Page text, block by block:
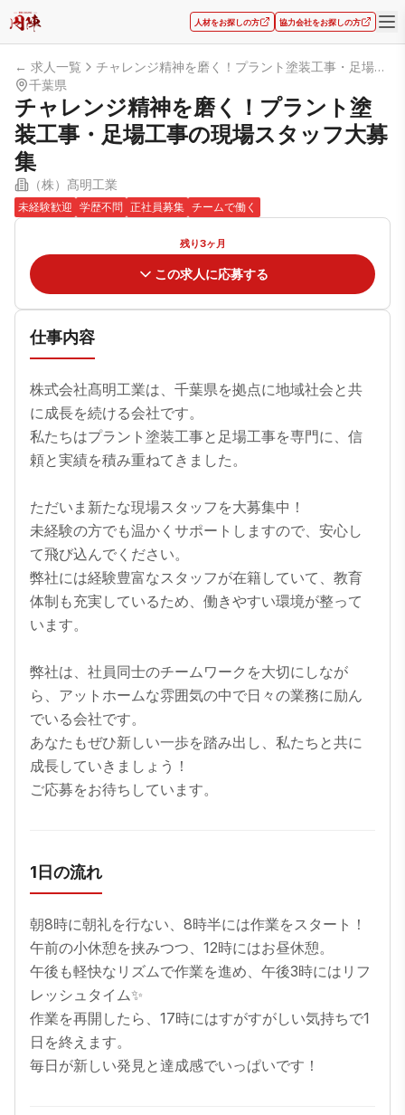
人材をお探しの方 協力会社をお探しの方
← 求人一覧
チャレンジ精神を磨く！プラント塗装工事・足場工事の現場スタッフ大募集
千葉県
チャレンジ精神を磨く！プラント塗
装工事・足場工事の現場スタッフ大募
集
（株）髙明工業
未経験歓迎 学歴不問 正社員募集 チームで働く
残り3ヶ月
この求人に応募する
仕事内容
株式会社髙明工業は、千葉県を拠点に地域社会と共
に成長を続ける会社です。
私たちはプラント塗装工事と足場工事を専門に、信
頼と実績を積み重ねてきました。
ただいま新たな現場スタッフを大募集中！
未経験の方でも温かくサポートしますので、安心し
て飛び込んでください。
弊社には経験豊富なスタッフが在籍していて、教育
体制も充実しているため、働きやすい環境が整って
います。
弊社は、社員同士のチームワークを大切にしなが
ら、アットホームな雰囲気の中で日々の業務に励ん
でいる会社です。
あなたもぜひ新しい一歩を踏み出し、私たちと共に
成長していきましょう！
ご応募をお待ちしています。
1日の流れ
朝8時に朝礼を行ない、8時半には作業をスタート！
午前の小休憩を挟みつつ、12時にはお昼休憩。
午後も軽快なリズムで作業を進め、午後3時にはリフ
レッシュタイム✨
作業を再開したら、17時にはすがすがしい気持ちで1
日を終えます。
毎日が新しい発見と達成感でいっぱいです！